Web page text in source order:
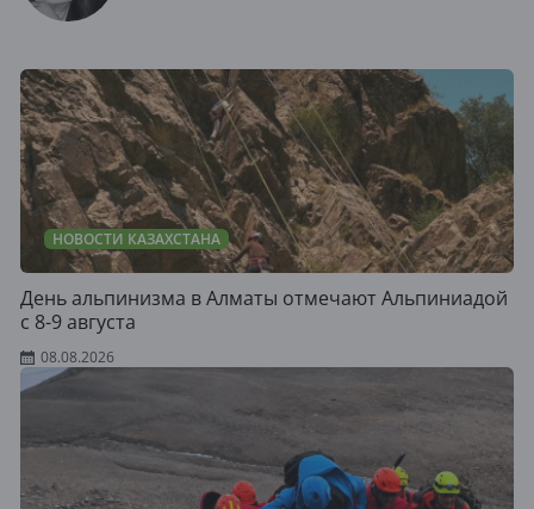
НОВОСТИ КАЗАХСТАНА
День альпинизма в Алматы отмечают Альпиниадой
с 8-9 августа
08.08.2026